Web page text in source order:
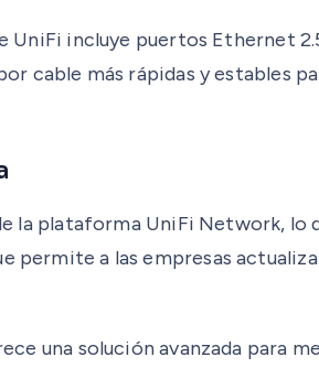
incluye puertos Ethernet
cable más rápidas y estables
la plataforma UniFi Network,
a las empresas
una solución avanzada para